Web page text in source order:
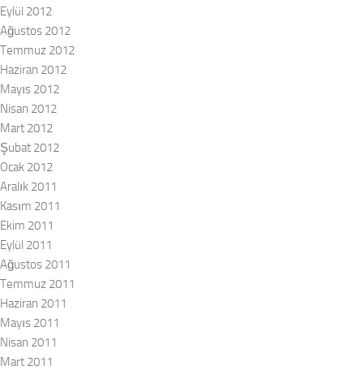
Eylül 2012
Ağustos 2012
Temmuz 2012
Haziran 2012
Mayıs 2012
Nisan 2012
Mart 2012
Şubat 2012
Ocak 2012
Aralık 2011
Kasım 2011
Ekim 2011
Eylül 2011
Ağustos 2011
Temmuz 2011
Haziran 2011
Mayıs 2011
Nisan 2011
Mart 2011